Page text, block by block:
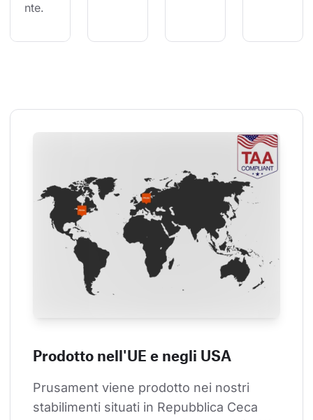
nte.
Prodotto nell'UE e negli USA
Prusament viene prodotto nei nostri
stabilimenti situati in Repubblica Ceca